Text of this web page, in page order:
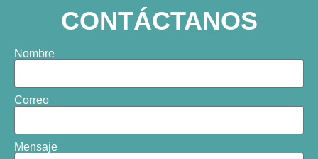
CONTÁCTANOS
Nombre
Correo
Mensaje